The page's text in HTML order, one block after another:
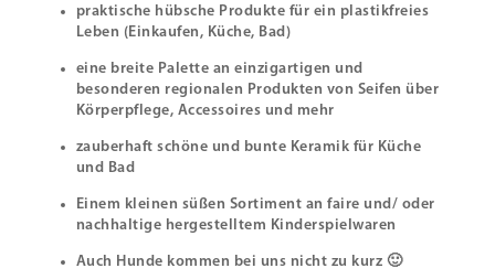
praktische hübsche Produkte für ein plastikfreies
Leben (Einkaufen, Küche, Bad)
eine breite Palette an einzigartigen und
besonderen regionalen Produkten von Seifen über
Körperpflege, Accessoires und mehr
zauberhaft schöne und bunte Keramik für Küche
und Bad
Einem kleinen süßen Sortiment an faire und/ oder
nachhaltige hergestelltem Kinderspielwaren
Auch Hunde kommen bei uns nicht zu kurz 🙂